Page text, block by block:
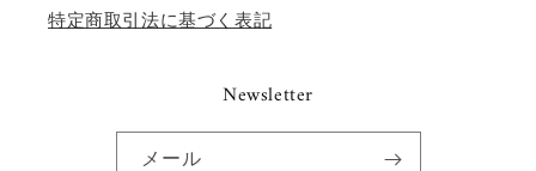
特定商取引法に基づく表記
Newsletter
メール